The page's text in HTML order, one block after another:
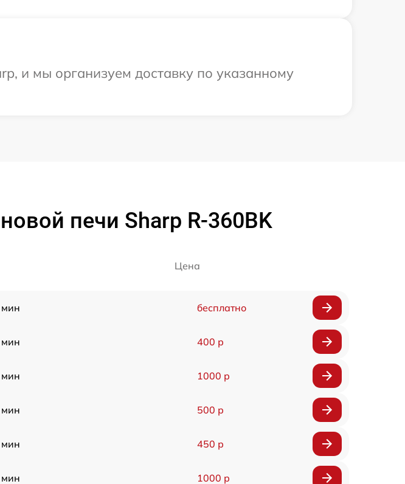
и мы организуем доставку по указанному
печи Sharp R-360BK
Цена
мин бесплатно
мин 400 р
мин 1000 р
мин 500 р
мин 450 р
мин 1000 р